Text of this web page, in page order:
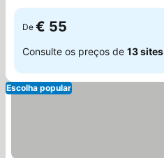
De € 55
Consulte os preços de 13 sites
Escolha popular